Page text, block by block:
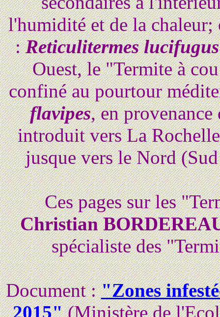
l'humidité et de la chaleur;
:Reticulitermes
Ouest, le "Termite à
confiné au pourtour
flavipes, en
introduit vers La
jusque vers le Nord
Ces pages sur les
Christian
spécialiste des
Document :"Zones
2015"(Ministère de